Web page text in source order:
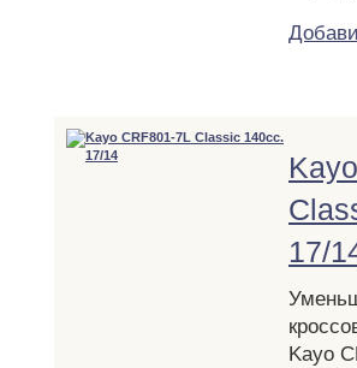
17/
Kayo